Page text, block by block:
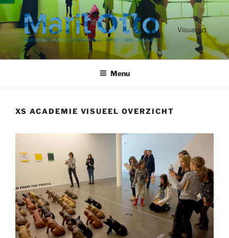
Ga
naar
de
Visual art
Menu
XS ACADEMIE VISUEEL OVERZICHT